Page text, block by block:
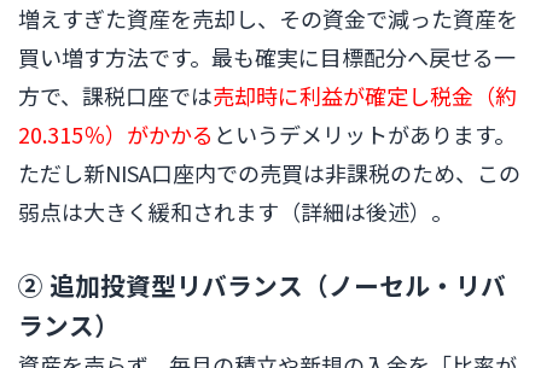
増えすぎた資産を売却し、その資金で減った資産を
買い増す方法です。最も確実に目標配分へ戻せる一
方で、課税口座では売却時に利益が確定し税金（約
20.315％）がかかる というデメリットがあります。
ただし新NISA口座内での売買は非課税のため、この
弱点は大きく緩和されます（詳細は後述）。
② 追加投資型リバランス（ノーセル・リバ
ランス）